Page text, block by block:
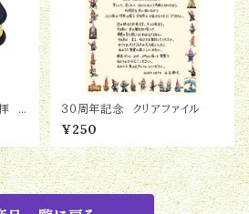
ヨ
の
３０周年記念 クリアファイル
¥250